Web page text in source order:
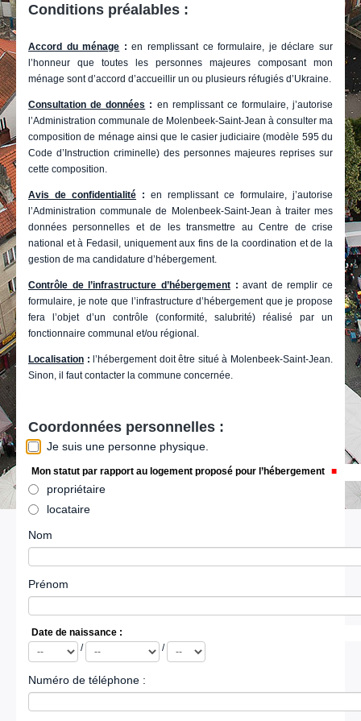
Conditions préalables :
Accord du ménage : en remplissant ce formulaire, je déclare sur
l’honneur que toutes les personnes majeures composant mon
ménage sont d’accord d’accueillir un ou plusieurs réfugiés d’Ukraine.
Consultation de données : en remplissant ce formulaire, j’autorise
l’Administration communale de Molenbeek-Saint-Jean à consulter ma
composition de ménage ainsi que le casier judiciaire (modèle 595 du
Code d’Instruction criminelle) des personnes majeures reprises sur
cette composition.
Avis de confidentialité : en remplissant ce formulaire, j’autorise
l’Administration communale de Molenbeek-Saint-Jean à traiter mes
données personnelles et de les transmettre au Centre de crise
national et à Fedasil, uniquement aux fins de la coordination et de la
gestion de ma candidature d’hébergement.
Contrôle de l’infrastructure d’hébergement: avant de remplir ce
formulaire, je note que l’infrastructure d’hébergement que je propose
fera l’objet d’un contrôle (conformité, salubrité) réalisé par un
fonctionnaire communal et/ou régional.
Localisation : l’hébergement doit être situé à Molenbeek-Saint-Jean.
Sinon, il faut contacter la commune concernée.
Coordonnées personnelles :
Je suis une personne physique.
Mon statut par rapport au logement proposé pour l’hébergement
propriétaire
locataire
Nom
Prénom
Date de naissance :
Année /
Mois /
Jour
Numéro de téléphone :